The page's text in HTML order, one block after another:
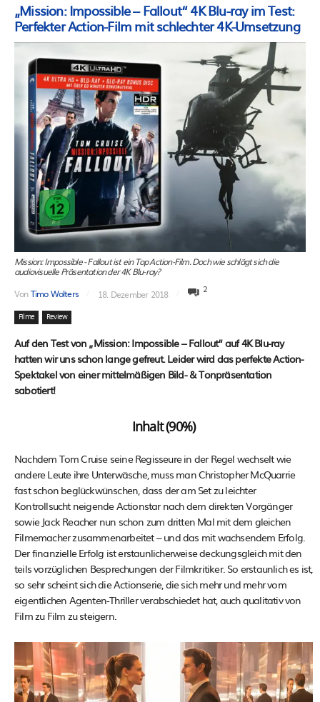
„Mission: Impossible – Fallout“ 4K Blu-ray im Test:
Perfekter Action-Film mit schlechter 4K-Umsetzung
Mission: Impossible - Fallout ist ein Top Action-Film. Doch wie schlägt sich die
audiovisuelle Präsentation der 4K Blu-ray?
VonTimo Wolters 18. Dezember 2018 2
Filme Review
Auf den Test von „Mission: Impossible – Fallout“ auf 4K Blu-ray
hatten wir uns schon lange gefreut. Leider wird das perfekte Action-
Spektakel von einer mittelmäßigen Bild- & Tonpräsentation
sabotiert!
Inhalt (90%)
Nachdem Tom Cruise seine Regisseure in der Regel wechselt wie
andere Leute ihre Unterwäsche, muss man Christopher McQuarrie
fast schon beglückwünschen, dass der am Set zu leichter
Kontrollsucht neigende Actionstar nach dem direkten Vorgänger
sowie Jack Reacher nun schon zum dritten Mal mit dem gleichen
Filmemacher zusammenarbeitet – und das mit wachsendem Erfolg.
Der finanzielle Erfolg ist erstaunlicherweise deckungsgleich mit den
teils vorzüglichen Besprechungen der Filmkritiker. So erstaunlich es ist,
so sehr scheint sich die Actionserie, die sich mehr und mehr vom
eigentlichen Agenten-Thriller verabschiedet hat, auch qualitativ von
Film zu Film zu steigern.